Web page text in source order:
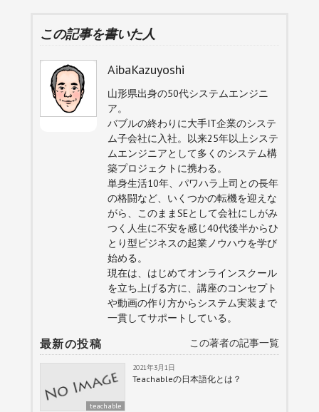
この記事を書いた人
AibaKazuyoshi
山形県出身の50代システムエンジニ
ア。
バブルの終わりに大手IT企業のシステ
ム子会社に入社。以来25年以上システ
ムエンジニアとして多くのシステム構
築プロジェクトに携わる。
単身生活10年、パワハラ上司との長年
の格闘など、いくつかの転機を迎えな
がら、このままSEとして会社にしがみ
つく人生に不安を感じ40代後半からひ
とり型ビジネスの起業ノウハウを学び
始める。
現在は、はじめてオンラインスクール
を立ち上げる方に、講座のコンセプト
や動画の作り方からシステム実装まで
一貫してサポートしている。
最新の投稿 この著者の記事一覧
teachable
2021年3月1日
Teachableの日本語化とは？